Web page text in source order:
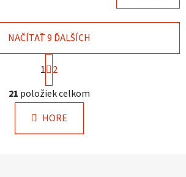
O
v
l
á
d
NAČÍTAŤ 9 ĎALŠÍCH
S
t
r
á
n
k
1
2
21 položiek celkom
HORE